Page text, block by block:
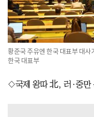
황준국 주유엔 한국 대표부 대
한국 대표부
◇국제 왕따 北, 러·중만